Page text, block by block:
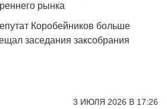
рынка
Коробейников больше
заседания заксобрания
3 ИЮЛЯ 2026 В 17:26